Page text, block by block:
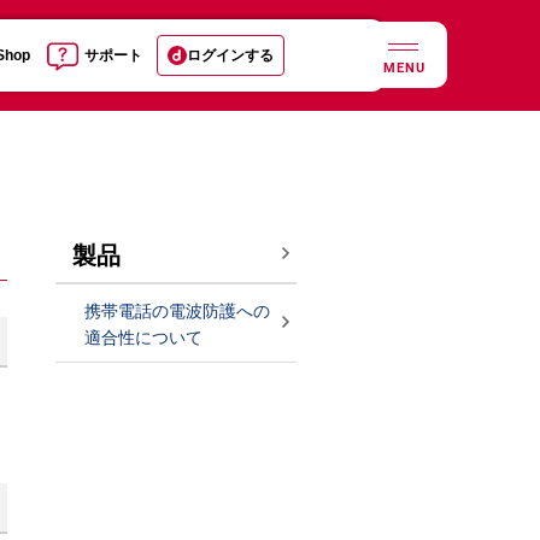
サポート ログインする
MENU
製品
携帯電話の電波防護への
適合性について